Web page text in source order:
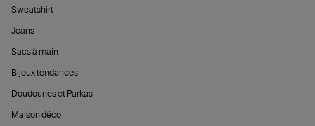
Sweatshirt
Jeans
Sacs à main
Bijoux tendances
Doudounes et Parkas
Maison déco